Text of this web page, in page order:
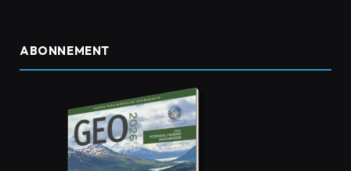
ABONNEMENT